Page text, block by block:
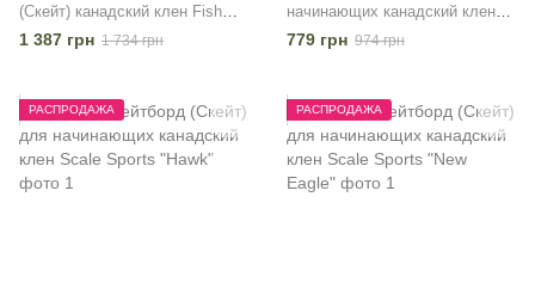
(Скейт) канадский клен Fish
Skateboard "Girl"
1 387 грн 1 734 грн
начинающих канадский клен
Scale Sports "Numbers"
779 грн 974 грн
РАСПРОДАЖА РАСПРОДАЖА